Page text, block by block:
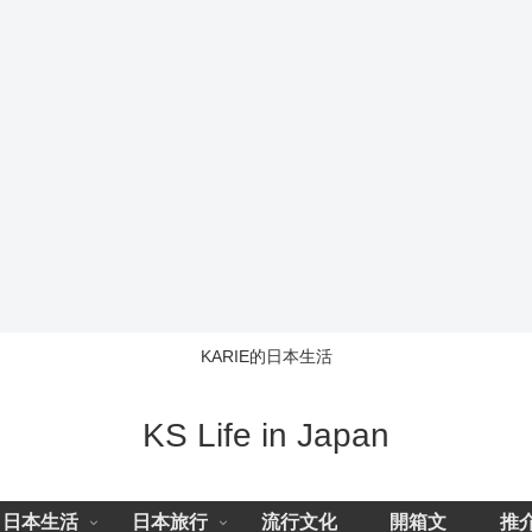
KARIE的日本生活
KS Life in Japan
日本生活 日本旅行 流行文化 開箱文 推